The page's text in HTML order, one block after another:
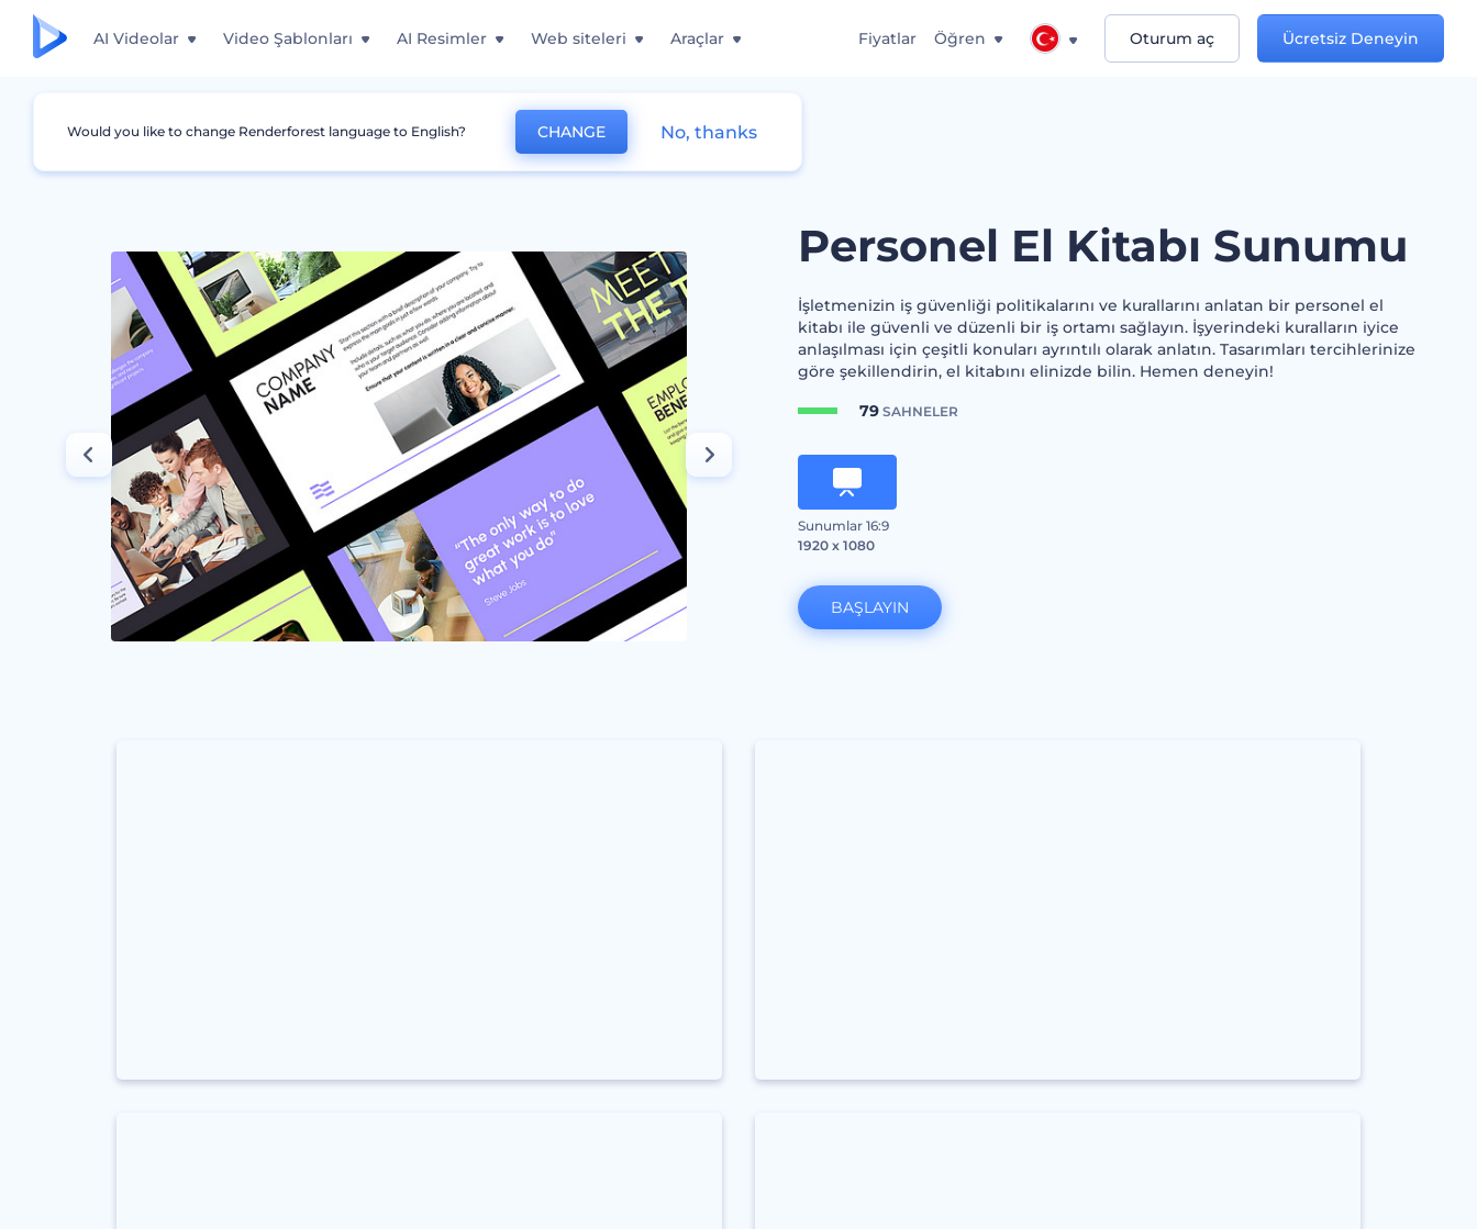
AI Videolar Video Şablonları AI Resimler Web siteleri Araçlar Fiyatlar Öğren Oturum aç Ücretsiz Deneyin
Grafikler Ticari Personel El Kitabı Sunumu
Personel El Kitabı Sunumu
İşletmenizin iş güvenliği politikalarını ve kurallarını anlatan bir personel el
kitabı ile güvenli ve düzenli bir iş ortamı sağlayın. İşyerindeki kuralların iyice
anlaşılması için çeşitli konuları ayrıntılı olarak anlatın. Tasarımları tercihlerinize
göre şekillendirin, el kitabını elinizde bilin. Hemen deneyin!
79SAHNELER
Sunumlar 16:9
1920 x 1080
BAŞLAYIN
Would you like to change Renderforest language to English? CHANGE No, thanks